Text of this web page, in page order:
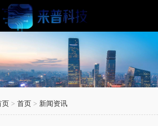
：视频、对话
页 >首页 > 新闻资讯